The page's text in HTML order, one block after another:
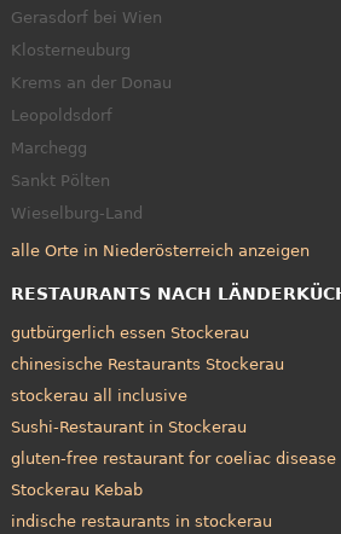
Gerasdorf bei Wien
Klosterneuburg
Krems an der Donau
Leopoldsdorf
Marchegg
Sankt Pölten
Wieselburg-Land
alle Orte in Niederösterreich anzeigen
RESTAURANTS NACH
gutbürgerlich essen Stockerau
chinesische Restaurants Stockerau
stockerau all inclusive
Sushi-Restaurant in Stockerau
gluten-free restaurant for coeliac disease
Stockerau Kebab
indische restaurants in stockerau